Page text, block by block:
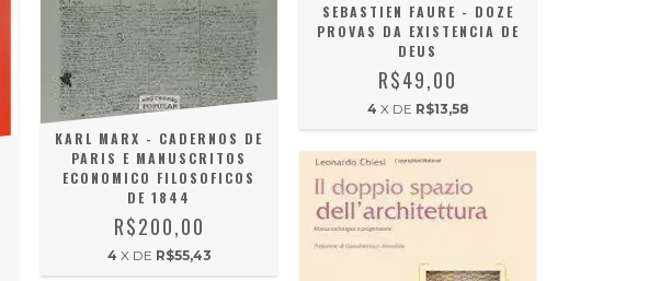
KARL MARX - CADERNOS DE
PARIS E MANUSCRITOS
ECONOMICO FILOSOFICOS
DE 1844
R$200,00
4 X DE R$55,43
SEBASTIEN FAURE - DOZE
PROVAS DA EXISTENCIA DE
DEUS
R$49,00
4 X DE R$13,58